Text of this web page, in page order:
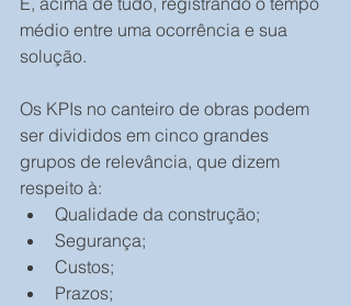
médio entre uma ocorrência e sua
solução.
Os KPIs no canteiro de obras podem
ser divididos em cinco grandes
grupos de relevância, que dizem
respeito à:
Qualidade da construção;
Segurança;
Custos;
Prazos;